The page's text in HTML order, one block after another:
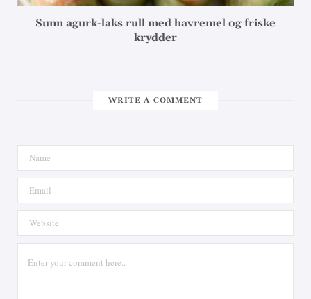
Sunn agurk-laks rull med havremel og friske
krydder
WRITE A COMMENT